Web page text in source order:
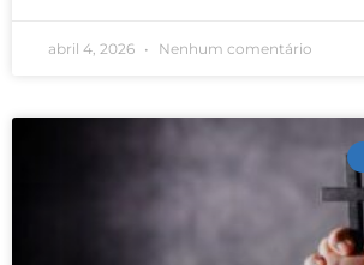
abril 4, 2026 Nenhum comentário